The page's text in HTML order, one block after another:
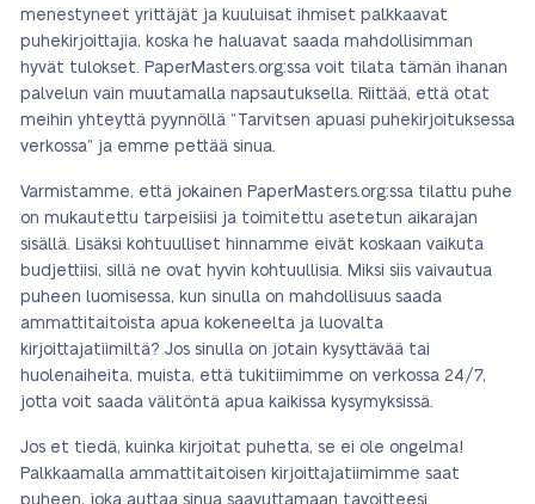
menestyneet yrittäjät ja kuuluisat ihmiset palkkaavat
puhekirjoittajia, koska he haluavat saada mahdollisimman
hyvät tulokset. PaperMasters.org:ssa voit tilata tämän ihanan
palvelun vain muutamalla napsautuksella. Riittää, että otat
meihin yhteyttä pyynnöllä ”Tarvitsen apuasi puhekirjoituksessa
verkossa” ja emme pettää sinua.
Varmistamme, että jokainen PaperMasters.org:ssa tilattu puhe
on mukautettu tarpeisiisi ja toimitettu asetetun aikarajan
sisällä. Lisäksi kohtuulliset hinnamme eivät koskaan vaikuta
budjettiisi, sillä ne ovat hyvin kohtuullisia. Miksi siis vaivautua
puheen luomisessa, kun sinulla on mahdollisuus saada
ammattitaitoista apua kokeneelta ja luovalta
kirjoittajatiimiltä? Jos sinulla on jotain kysyttävää tai
huolenaiheita, muista, että tukitiimimme on verkossa 24/7,
jotta voit saada välitöntä apua kaikissa kysymyksissä.
Jos et tiedä, kuinka kirjoitat puhetta, se ei ole ongelma!
Palkkaamalla ammattitaitoisen kirjoittajatiimimme saat